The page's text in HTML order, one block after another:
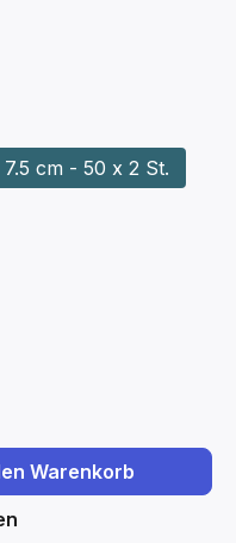
7.5 cm - 50 x 2 St.
gewünschten
Warenkorb